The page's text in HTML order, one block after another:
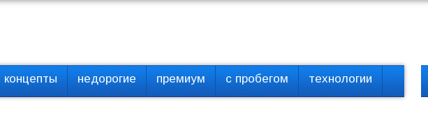
концепты недорогие премиум с пробегом технологии